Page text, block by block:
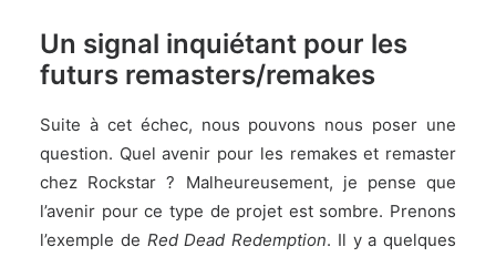
Un signal inquiétant pour les
futurs remasters/remakes
Suite à cet échec, nous pouvons nous poser une
question. Quel avenir pour les remakes et remaster
chez Rockstar ? Malheureusement, je pense que
l’avenir pour ce type de projet est sombre. Prenons
l’exemple de Red Dead Redemption. Il y a quelques